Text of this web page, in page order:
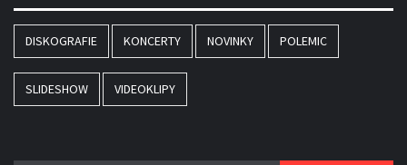
DISKOGRAFIE KONCERTY NOVINKY POLEMIC
SLIDESHOW VIDEOKLIPY